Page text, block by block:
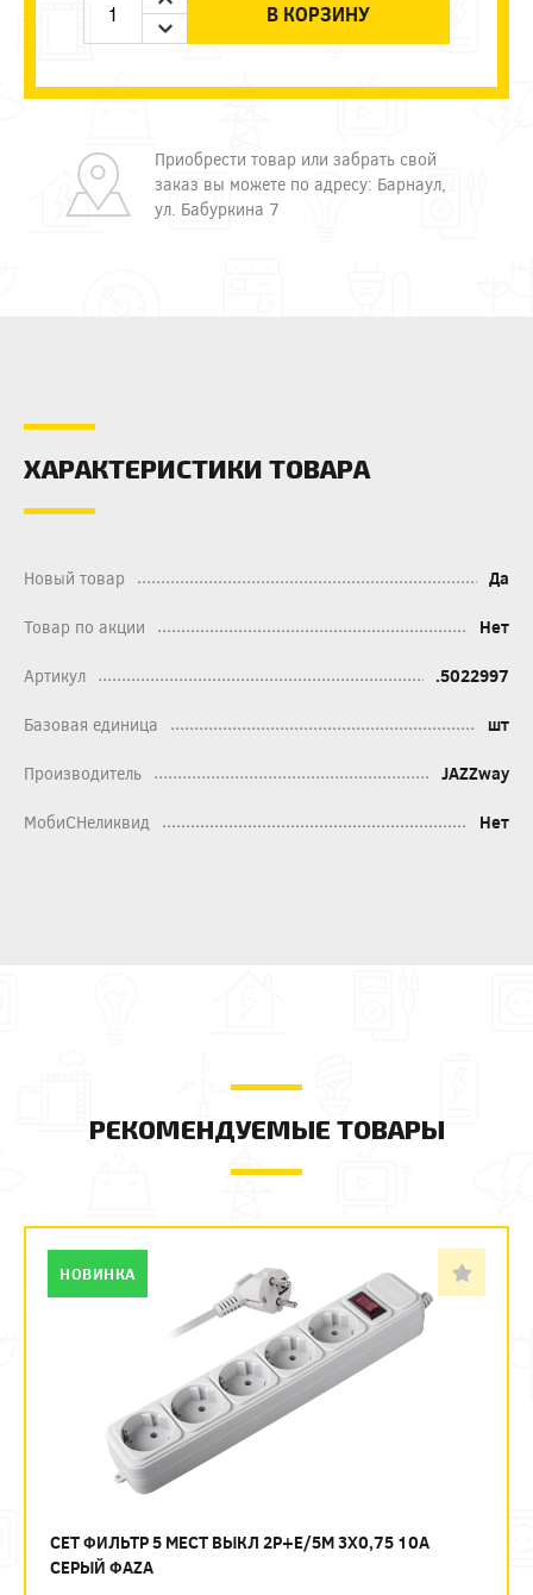
В КОРЗИНУ
Приобрести товар или забрать свой
заказ вы можете по адресу: Барнаул,
ул. Бабуркина 7
ХАРАКТЕРИСТИКИ ТОВАРА
Новый товар Да
Товар по акции Нет
Артикул .5022997
Базовая единица шт
Производитель JAZZway
МобиСНеликвид Нет
РЕКОМЕНДУЕМЫЕ ТОВАРЫ
СЕТ ФИЛЬТР 5 МЕСТ ВЫКЛ 2P+E/5М 3Х0,75 10А
СЕРЫЙ ФАZА
НОВИНКА